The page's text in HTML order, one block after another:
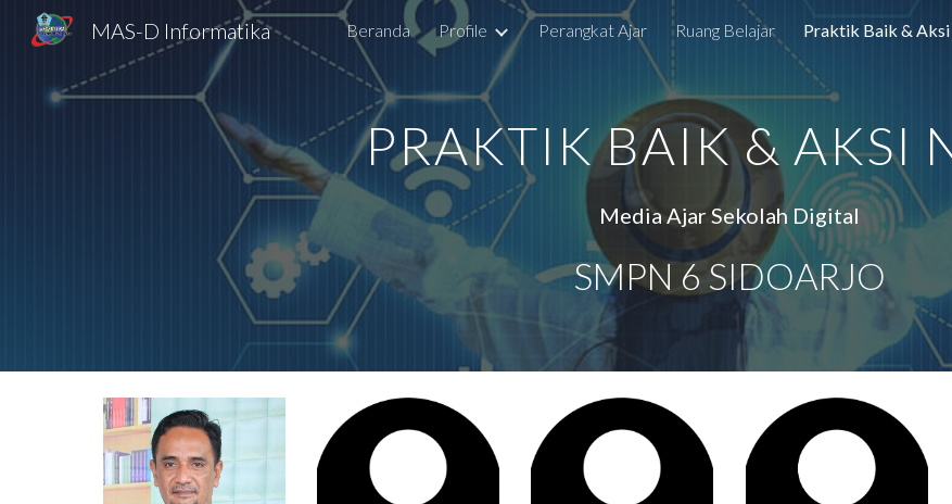
Skip to main content Skip to
MAS-D Informatika Beranda Profile Perangkat Ajar Ruang Belajar Praktik Baik &
PRAKTIK BAIK & AKSI
Media Ajar Sekolah Digital
SMPN 6 SIDOARJO